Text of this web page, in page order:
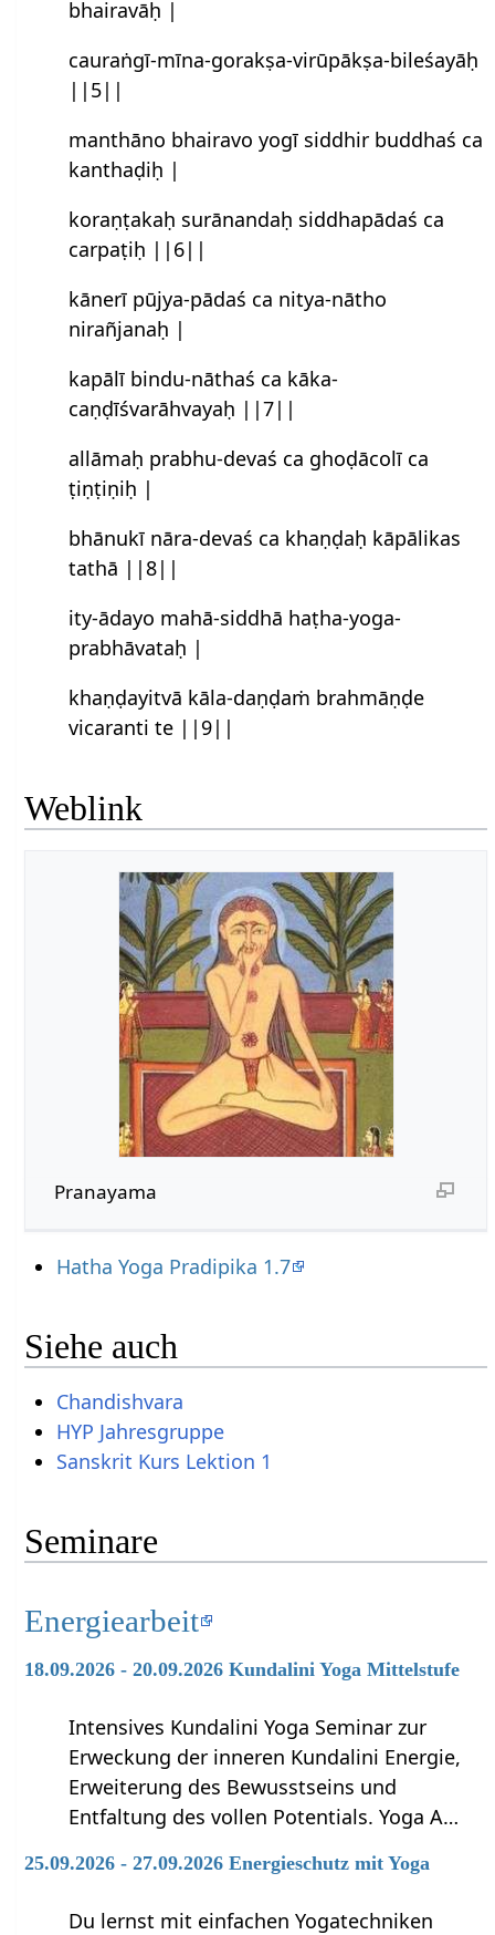
bhairavāḥ |
cauraṅgī-mīna-gorakṣa-virūpākṣa-bileśayāḥ
||5||
manthāno bhairavo yogī siddhir buddhaś ca
kanthaḍiḥ |
koraṇṭakaḥ surānandaḥ siddhapādaś ca
carpaṭiḥ ||6||
kānerī pūjya-pādaś ca nitya-nātho
nirañjanaḥ |
kapālī bindu-nāthaś ca kāka-
caṇḍīśvarāhvayaḥ ||7||
allāmaḥ prabhu-devaś ca ghoḍācolī ca
ṭiṇṭiṇiḥ |
bhānukī nāra-devaś ca khaṇḍaḥ kāpālikas
tathā ||8||
ity-ādayo mahā-siddhā haṭha-yoga-
prabhāvataḥ |
khaṇḍayitvā kāla-daṇḍaṁ brahmāṇḍe
vicaranti te ||9||
Weblink
Pranayama
Hatha Yoga Pradipika 1.7
Siehe auch
Chandishvara
HYP Jahresgruppe
Sanskrit Kurs Lektion 1
Seminare
Energiearbeit
18.09.2026 - 20.09.2026 Kundalini Yoga Mittelstufe
Intensives Kundalini Yoga Seminar zur
Erweckung der inneren Kundalini Energie,
Erweiterung des Bewusstseins und
Entfaltung des vollen Potentials. Yoga A…
25.09.2026 - 27.09.2026 Energieschutz mit Yoga
Du lernst mit einfachen Yogatechniken